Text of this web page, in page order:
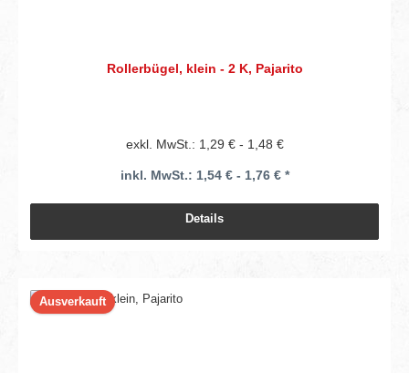
Rollerbügel, klein - 2 K, Pajarito
exkl. MwSt.: 1,29 € - 1,48 €
inkl. MwSt.: 1,54 € - 1,76 € *
Details
Ausverkauft